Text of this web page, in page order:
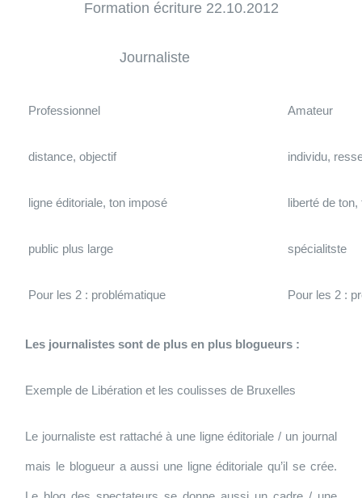
Formation écriture 22.10.2012
Journaliste
Professionnel
distance, objectif
ligne éditoriale, ton imposé
public plus large
Pour les 2 : problématique
Amateur
individu,
liberté de ton,
spécialitste
Pour les 2 :
Les journalistes sont de plus en plus blogueurs :
Exemple de Libération et les coulisses de Bruxelles
Le journaliste est rattaché à une ligne éditoriale / un journal
mais le blogueur a aussi une ligne éditoriale qu’il se crée.